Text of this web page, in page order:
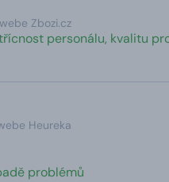
Zbozi.cz
personálu, kvalitu
Heureka
problémů